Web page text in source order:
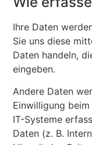
Ihre Daten
Sie uns diese
Daten handeln,
eingeben.
Andere Daten
Einwilligung
IT-Systeme
Daten (z. B.